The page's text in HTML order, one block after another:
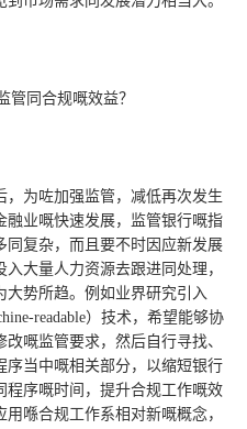
管同合规嘅效益？
，为咗加强监管，减低再次发生
融业嘅快速发展，监管银行嘅指
同复杂，而且要不时因应新发展
大量人力资源去跟进同处理，
大势所趋。例如业界研究引入
readable）技术，希望能够协
嘅监管要求，然后自行寻找、
序当中嘅相关部分，以缩短银行
程序嘅时间，提升合规工作嘅效
喺合规工作系相对新嘅概念，